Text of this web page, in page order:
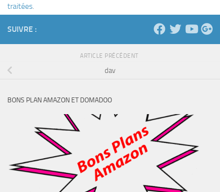
traitées.
SUIVRE :
ARTICLE PRÉCÉDENT
dav
BONS PLAN AMAZON ET DOMADOO